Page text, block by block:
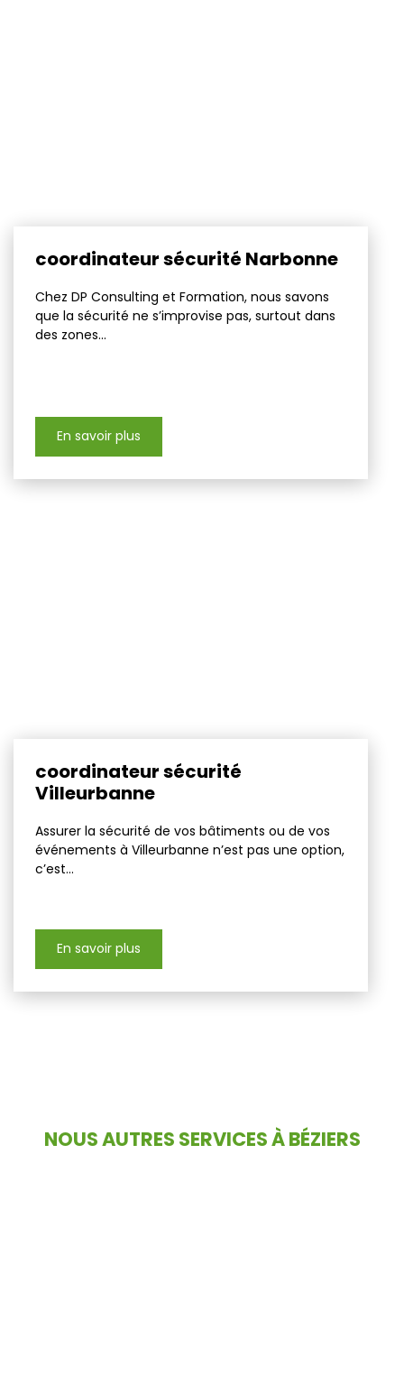
coordinateur sécurité Narbonne
Chez DP Consulting et Formation, nous savons
que la sécurité ne s’improvise pas, surtout dans
des zones...
En savoir plus
coordinateur sécurité
Villeurbanne
Assurer la sécurité de vos bâtiments ou de vos
événements à Villeurbanne n’est pas une option,
c’est...
En savoir plus
NOUS AUTRES SERVICES À BÉZIERS